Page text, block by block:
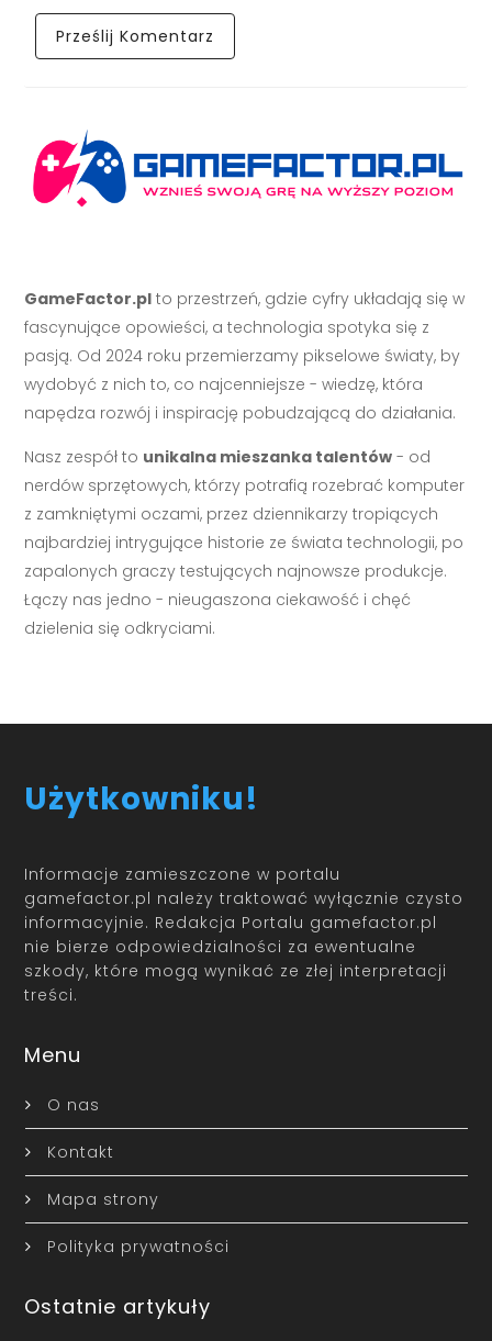
GameFactor.pl to przestrzeń, gdzie cyfry układają się w
fascynujące opowieści, a technologia spotyka się z
pasją. Od 2024 roku przemierzamy pikselowe światy, by
wydobyć z nich to, co najcenniejsze - wiedzę, która
napędza rozwój i inspirację pobudzającą do działania.
Nasz zespół to unikalna mieszanka talentów - od
nerdów sprzętowych, którzy potrafią rozebrać komputer
z zamkniętymi oczami, przez dziennikarzy tropiących
najbardziej intrygujące historie ze świata technologii, po
zapalonych graczy testujących najnowsze produkcje.
Łączy nas jedno - nieugaszona ciekawość i chęć
dzielenia się odkryciami.
Użytkowniku!
Informacje zamieszczone w portalu
gamefactor.pl należy traktować wyłącznie czysto
informacyjnie. Redakcja Portalu gamefactor.pl
nie bierze odpowiedzialności za ewentualne
szkody, które mogą wynikać ze złej interpretacji
treści.
Menu
O nas
Kontakt
Mapa strony
Polityka prywatności
Ostatnie artykuły